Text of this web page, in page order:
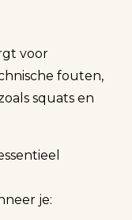
voor
fouten,
squats en
je: